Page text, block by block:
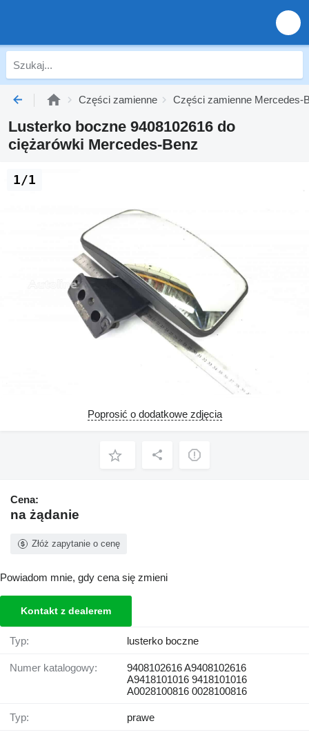
Części zamienne Części zamienne Mercedes-
Lusterko boczne 9408102616 do
ciężarówki Mercedes-Benz
1/1
Poprosić o dodatkowe zdjęcia
Cena:
na żądanie
Złóż zapytanie o cenę
Powiadom mnie, gdy cena się zmieni
Kontakt z dealerem
Typ: lusterko boczne
Numer katalogowy:
9408102616 A9408102616
A9418101016 9418101016
A0028100816 0028100816
Typ: prawe